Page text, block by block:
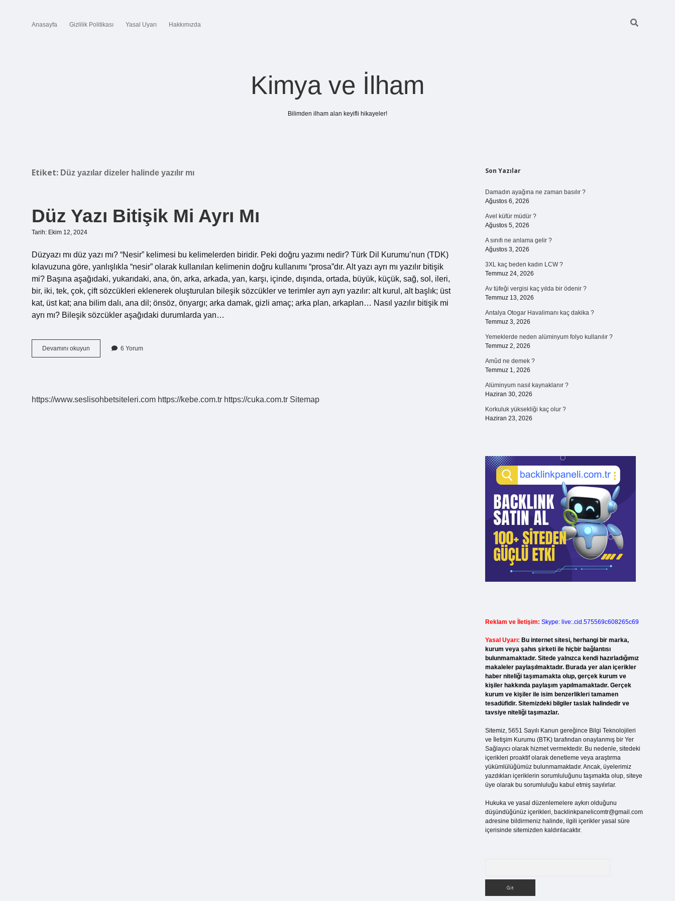
Anasayfa Gizlilik Politikası Yasal Uyarı Hakkımızda
Kimya ve İlham
Bilimden ilham alan keyifli hikayeler!
Etiket: Düz yazılar dizeler halinde yazılır mı
Düz Yazı Bitişik Mi Ayrı Mı
Tarih: Ekim 12, 2024
Düzyazı mı düz yazı mı? “Nesir” kelimesi bu kelimelerden biridir. Peki doğru yazımı nedir? Türk Dil Kurumu’nun (TDK)
kılavuzuna göre, yanlışlıkla “nesir” olarak kullanılan kelimenin doğru kullanımı “prosa”dır. Alt yazı ayrı mı yazılır bitişik
mi? Başına aşağıdaki, yukarıdaki, ana, ön, arka, arkada, yan, karşı, içinde, dışında, ortada, büyük, küçük, sağ, sol, ileri,
bir, iki, tek, çok, çift sözcükleri eklenerek oluşturulan bileşik sözcükler ve terimler ayrı ayrı yazılır: alt kurul, alt başlık; üst
kat, üst kat; ana bilim dalı, ana dil; önsöz, önyargı; arka damak, gizli amaç; arka plan, arkaplan… Nasıl yazılır bitişik mi
ayrı mı? Bileşik sözcükler aşağıdaki durumlarda yan…
Devamını okuyun
Yazı
6 Yorum
https://www.seslisohbetsiteleri.com https://kebe.com.tr https://cuka.com.tr Sitemap
Sidebar
Son Yazılar
Damadın ayağına ne zaman basılır ?
Ağustos 6, 2026
Avel küfür müdür ?
Ağustos 5, 2026
A sınıfı ne anlama gelir ?
Ağustos 3, 2026
3XL kaç beden kadın LCW ?
Temmuz 24, 2026
Av tüfeği vergisi kaç yılda bir ödenir ?
Temmuz 13, 2026
Antalya Otogar Havalimanı kaç dakika ?
Temmuz 3, 2026
Yemeklerde neden alüminyum folyo kullanılır ?
Temmuz 2, 2026
Amûd ne demek ?
Temmuz 1, 2026
Alüminyum nasıl kaynaklanır ?
Haziran 30, 2026
Korkuluk yüksekliği kaç olur ?
Haziran 23, 2026
Reklam ve İletişim: Skype: live:.cid.575569c608265c69
Yasal Uyarı: Bu internet sitesi, herhangi bir marka,
kurum veya şahıs şirketi ile hiçbir bağlantısı
bulunmamaktadır. Sitede yalnızca kendi hazırladığımız
makaleler paylaşılmaktadır. Burada yer alan içerikler
haber niteliği taşımamakta olup, gerçek kurum ve
kişiler hakkında paylaşım yapılmamaktadır. Gerçek
kurum ve kişiler ile isim benzerlikleri tamamen
tesadüfidir. Sitemizdeki bilgiler taslak halindedir ve
tavsiye niteliği taşımazlar.
Sitemiz, 5651 Sayılı Kanun gereğince Bilgi Teknolojileri
ve İletişim Kurumu (BTK) tarafından onaylanmış bir Yer
Sağlayıcı olarak hizmet vermektedir. Bu nedenle, sitedeki
içerikleri proaktif olarak denetleme veya araştırma
yükümlülüğümüz bulunmamaktadır. Ancak, üyelerimiz
yazdıkları içeriklerin sorumluluğunu taşımakta olup, siteye
üye olarak bu sorumluluğu kabul etmiş sayılırlar.
Hukuka ve yasal düzenlemelere aykırı olduğunu
düşündüğünüz içerikleri, backlinkpanelicomtr@gmail.com
adresine bildirmeniz halinde, ilgili içerikler yasal süre
içerisinde sitemizden kaldırılacaktır.